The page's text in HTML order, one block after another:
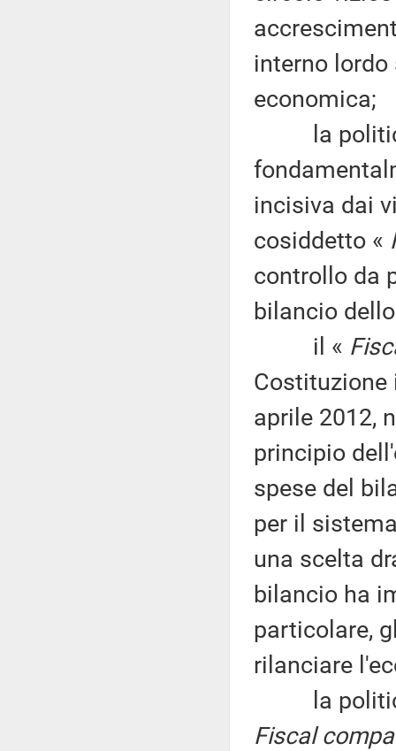
interno lordo
economica;
la politica
incisiva dai
cosiddetto «
controllo da
bilancio
il «
Costituzione
aprile 2012,
principio
spese del
per il
una scelta
bilancio ha
particolare,
rilanciare
la politica
Fiscal